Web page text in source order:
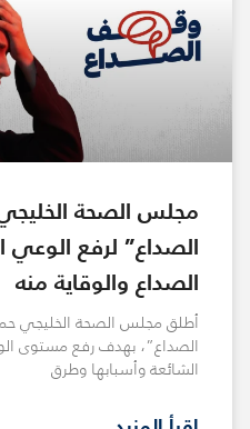
مجلس الصحة
الصداع” لرفع
الصداع والوقاية منه
أطلق مجلس الصحة الخليجي
الصداع”، بهدف رفع مستوى
الشائعة وأسبابها وطرق